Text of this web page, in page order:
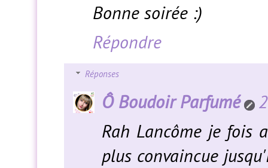
Bonne soirée :)
Répondre
Réponses
Ô Boudoir Parfumé
Rah Lancôme je fois
plus convaincue